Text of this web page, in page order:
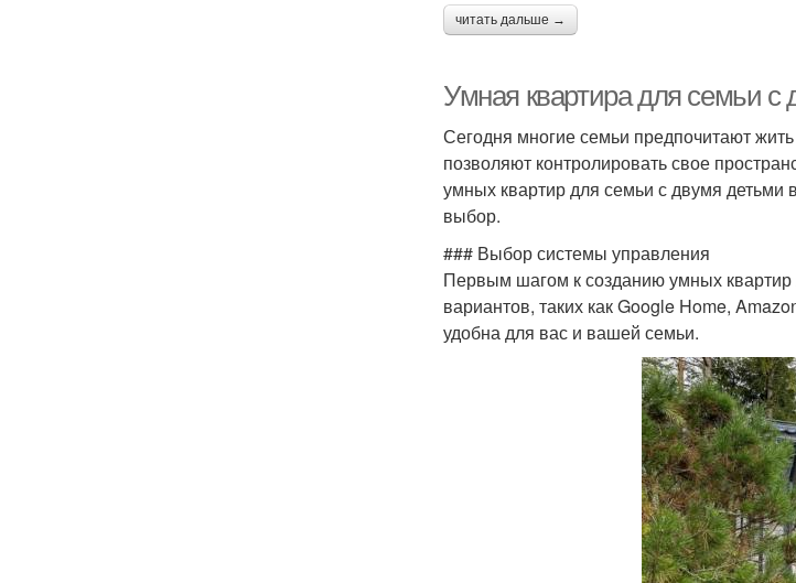
читать дальше →
Умная квартира для семьи с
Сегодня многие семьи предпочитают
позволяют контролировать свое
умных квартир для семьи с двумя
выбор.
### Выбор системы управления
Первым шагом к созданию умных
вариантов, таких как Google Home,
удобна для вас и вашей семьи.